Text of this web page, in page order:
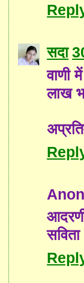
सदा
वाणी
लाख